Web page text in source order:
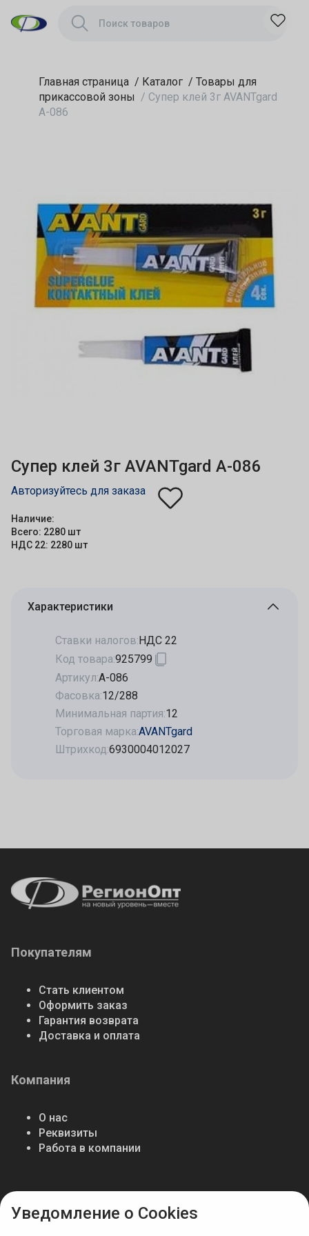
Главная страница / Каталог / Товары для
прикассовой зоны / Супер клей 3г AVANTgard
А-086
Супер клей 3г AVANTgard А-086
Авторизуйтесь для заказа
Наличие:
Всего: 2280 шт
НДС 22: 2280 шт
Характеристики
Ставки налогов:НДС 22
Код товара:925799
Артикул:А-086
Фасовка:12/288
Минимальная партия:12
Торговая марка:AVANTgard
Штрихкод:6930004012027
Покупателям
Стать клиентом
Оформить заказ
Гарантия возврата
Доставка и оплата
Компания
О нас
Реквизиты
Работа в компании
Мы в соцсетях
Уведомление о Cookies